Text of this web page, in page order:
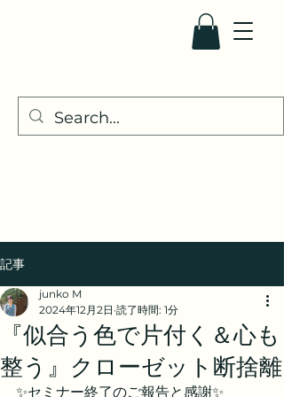
Pure・Color
記事
『似合う色で片付く＆心も
整う』クローゼット断捨離
junko M
2024年12月2日 読了時間: 1分
✨セミナー終了のご報告と感謝✨